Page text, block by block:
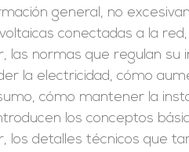
general, no
conectadas a la
las normas que regulan su
la electricidad, cómo
cómo mantener la
los conceptos
los detalles técnicos que